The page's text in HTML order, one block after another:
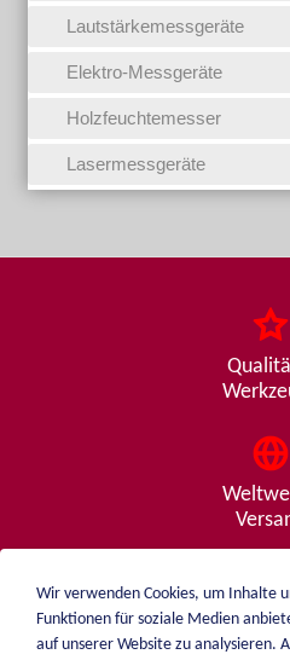
Lautstärkemessgeräte
Elektro-Messgeräte
Holzfeuchtemesser
Lasermessgeräte
von A
Wir verwenden Cookies, um Inhalte
Funktionen für soziale Medien
auf unserer Website zu analysieren.